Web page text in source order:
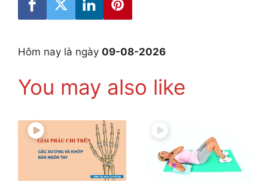
Hôm nay là ngày 09-08-2026
You may also like